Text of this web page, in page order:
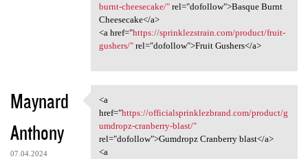
burnt-cheesecake/"rel="dofollow">Basque Burnt
Cheesecake</a>
<a href="https://sprinklezstrain.com/product/fruit-
gushers/"rel="dofollow">Fruit Gushers</a>
Maynard
Anthony
07.04.2024
<a href="https:/
<a
href="https://officialsprinklezbrand.com/product/g
umdropz-cranberry-blast/"
rel="dofollow">Gumdropz Cranberry blast</a>
<a